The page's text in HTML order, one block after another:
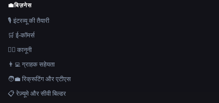
💼बिज़नेस
🎙️ इंटरव्यू की तैयारी
🛒 ई-कॉमर्स
👩‍⚖️ कानूनी
👨‍💻 ग्राहक सहेयता
🧑‍💼 रिक्रूटिंग और एटीएस
📋 रेज़्यूमे और सीवी बिल्डर